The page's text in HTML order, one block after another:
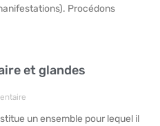
Procédons
et glandes
un ensemble pour lequel il